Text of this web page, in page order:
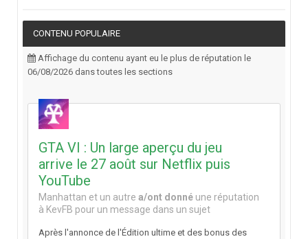
CONTENU POPULAIRE
Affichage du contenu ayant eu le plus de réputation le
06/08/2026 dans toutes les sections
GTA VI : Un large aperçu du jeu
arrive le 27 août sur Netflix puis
YouTube
Manhattan et un autre a/ont donné une réputation
à KevFB pour un message dans un sujet
Après l'annonce de l'Édition ultime et des bonus des